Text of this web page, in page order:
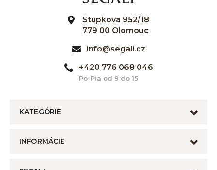
Stupkova 952/18
779 00 Olomouc
info@segali.cz
+420 776 068 046
Po-Pia od 9 do 15
KATEGÓRIE
INFORMÁCIE